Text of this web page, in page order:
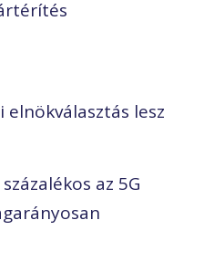
elnökválasztás lesz
az 5G